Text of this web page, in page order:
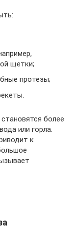
щетки;
протезы;
более
или горла.
к